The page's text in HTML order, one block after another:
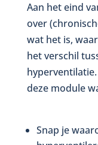
Aan het eind
over
wat het is,
het verschil
deze module
Snap je